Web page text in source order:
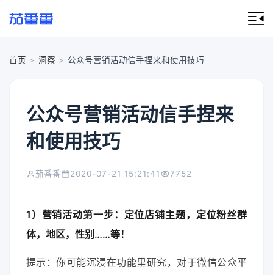
首页 > 洞察 > 公众号营销活动信手捏来和使用技巧
公众号营销活动信手捏来
和使用技巧
茄番番 2020-07-21 15:21:41 7752
1）营销活动第一步：定位店铺主题，定位粉丝群
体，地区，性别……等！
提示：你可能沉浸在功能里研究，对于微信公众平